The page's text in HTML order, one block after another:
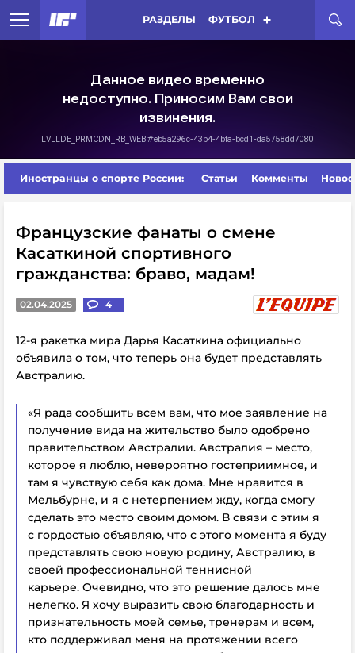
РАЗДЕЛЫ ФУТБОЛ
Иностранцы о спорте России: Статьи Комменты
Французские фанаты о смене
Касаткиной спортивного
гражданства: браво, мадам!
02.04.2025 4
12-я ракетка мира Дарья Касаткина официально
объявила о том, что теперь она будет представлять
Австралию.
«Я рада сообщить всем вам, что мое заявление на
получение вида на жительство было одобрено
правительством Австралии. Австралия – место,
которое я люблю, невероятно гостеприимное, и
там я чувствую себя как дома. Мне нравится в
Мельбурне, и я с нетерпением жду, когда смогу
сделать это место своим домом. В связи с этим я
с гордостью объявляю, что с этого момента я буду
представлять свою новую родину, Австралию, в
своей профессиональной теннисной
карьере. Очевидно, что это решение далось мне
нелегко. Я хочу выразить свою благодарность и
признательность моей семье, тренерам и всем,
кто поддерживал меня на протяжении всего